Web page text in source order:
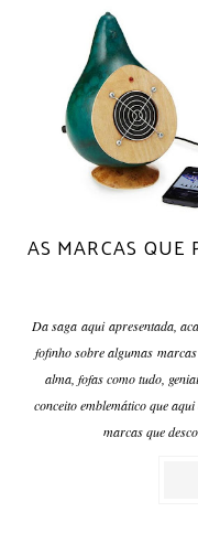
AS MARCAS QUE
Da saga aqui apresentada,
fofinho sobre algumas
alma, fofas como tudo,
conceito emblemático que
marcas que